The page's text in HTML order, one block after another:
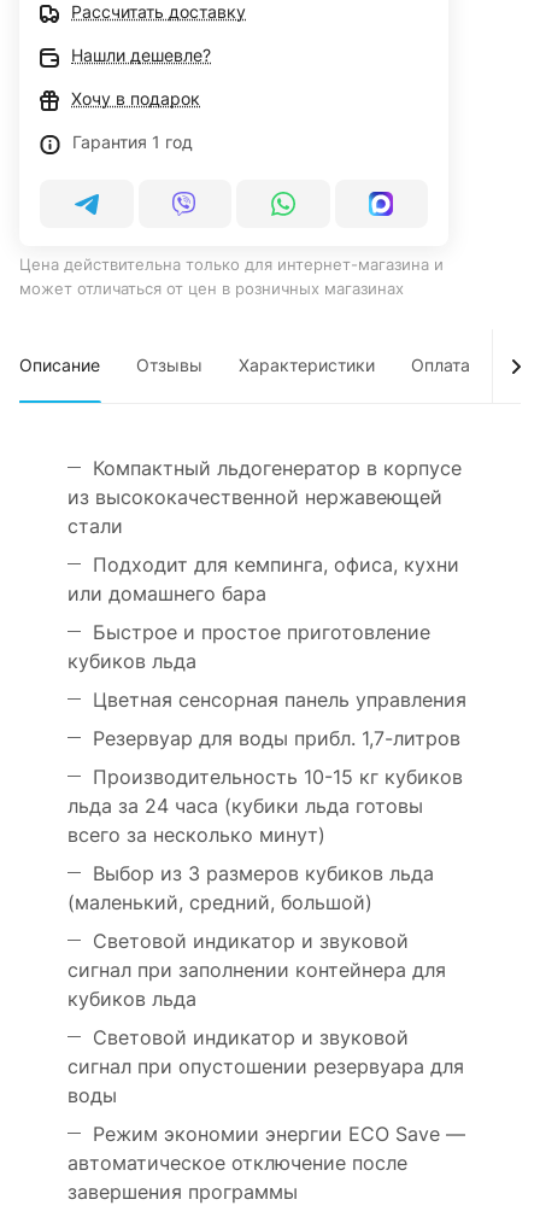
Рассчитать доставку
Нашли дешевле?
Хочу в подарок
Гарантия 1 год
Цена действительна только для интернет-магазина и
может отличаться от цен в розничных магазинах
Описание Отзывы Характеристики Оплата
Компактный льдогенератор в корпусе
из высококачественной нержавеющей
стали
Подходит для кемпинга, офиса, кухни
или домашнего бара
Быстрое и простое приготовление
кубиков льда
Цветная сенсорная панель управления
Резервуар для воды прибл. 1,7-литров
Производительность 10-15 кг кубиков
льда за 24 часа (кубики льда готовы
всего за несколько минут)
Выбор из 3 размеров кубиков льда
(маленький, средний, большой)
Световой индикатор и звуковой
сигнал при заполнении контейнера для
кубиков льда
Световой индикатор и звуковой
сигнал при опустошении резервуара для
воды
Режим экономии энергии ECO Save —
автоматическое отключение после
завершения программы